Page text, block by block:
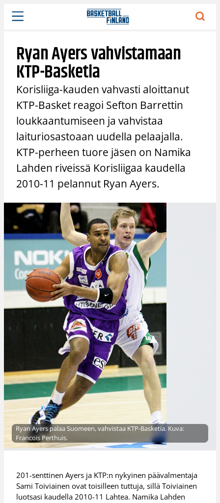
Siirry
sisältöön
Ryan Ayers vahvistamaan
KTP-Basketia
Korisliiga-kauden vahvasti aloittanut
KTP-Basket reagoi Sefton Barrettin
loukkaantumiseen ja vahvistaa
laituriosastoaan uudella pelaajalla.
KTP-perheen tuore jäsen on Namika
Lahden riveissä Korisliigaa kaudella
2010-11 pelannut Ryan Ayers.
Ryan Ayers palaa Suomeen, vahvistaa KTP-Basketia. Kuva:
Francois Perthuis.
201-senttinen Ayers ja KTP:n nykyinen päävalmentaja
Sami Toiviainen ovat toisilleen tuttuja, sillä Toiviainen
luotsasi kaudella 2010-11 Lahtea. Namika Lahden